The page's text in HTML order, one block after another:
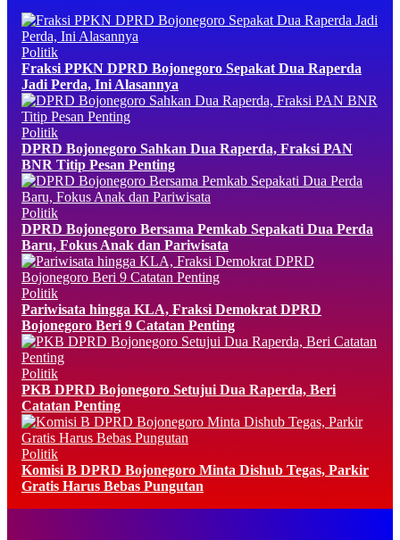
Politik
Fraksi PPKN DPRD Bojonegoro Sepakat Dua Raperda
Jadi Perda, Ini Alasannya
Politik
DPRD Bojonegoro Sahkan Dua Raperda, Fraksi PAN
BNR Titip Pesan Penting
Politik
DPRD Bojonegoro Bersama Pemkab Sepakati Dua Perda
Baru, Fokus Anak dan Pariwisata
Politik
Pariwisata hingga KLA, Fraksi Demokrat DPRD
Bojonegoro Beri 9 Catatan Penting
Politik
PKB DPRD Bojonegoro Setujui Dua Raperda, Beri
Catatan Penting
Politik
Komisi B DPRD Bojonegoro Minta Dishub Tegas, Parkir
Gratis Harus Bebas Pungutan